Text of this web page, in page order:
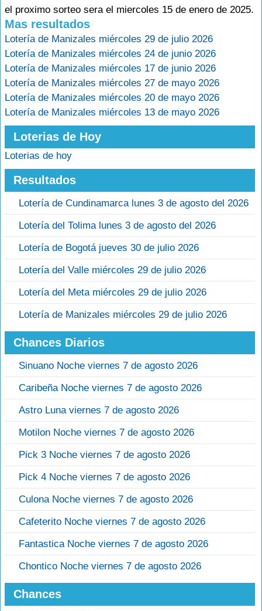
el proximo sorteo sera el miercoles 15 de enero de 2025.
Mas resultados
Lotería de Manizales miércoles 29 de julio 2026
Lotería de Manizales miércoles 24 de junio 2026
Lotería de Manizales miércoles 17 de junio 2026
Lotería de Manizales miércoles 27 de mayo 2026
Lotería de Manizales miércoles 20 de mayo 2026
Lotería de Manizales miércoles 13 de mayo 2026
Loterias de Hoy
Loterias de hoy
Resultados
Lotería de Cundinamarca lunes 3 de agosto del 2026
Lotería del Tolima lunes 3 de agosto del 2026
Lotería de Bogotá jueves 30 de julio 2026
Lotería del Valle miércoles 29 de julio 2026
Lotería del Meta miércoles 29 de julio 2026
Lotería de Manizales miércoles 29 de julio 2026
Chances Diarios
Sinuano Noche viernes 7 de agosto 2026
Caribeña Noche viernes 7 de agosto 2026
Astro Luna viernes 7 de agosto 2026
Motilon Noche viernes 7 de agosto 2026
Pick 3 Noche viernes 7 de agosto 2026
Pick 4 Noche viernes 7 de agosto 2026
Culona Noche viernes 7 de agosto 2026
Cafeterito Noche viernes 7 de agosto 2026
Fantastica Noche viernes 7 de agosto 2026
Chontico Noche viernes 7 de agosto 2026
Chances